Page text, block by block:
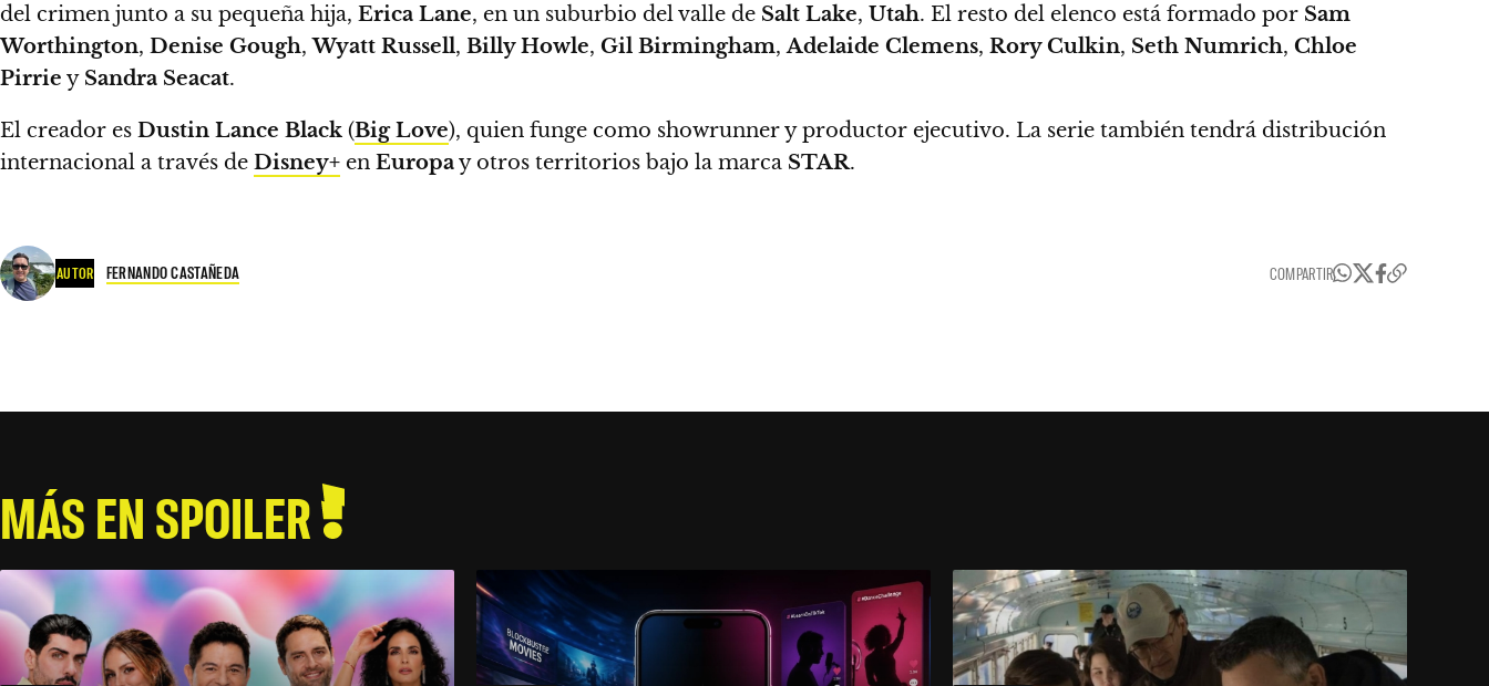
del crimen junto a su pequeña hija, Erica Lane, en un suburbio del valle de Salt Lake, Utah. El resto del elenco está formado por Sam
Worthington, Denise Gough,Wyatt Russell, Billy Howle, Gil Birmingham,Adelaide Clemens, Rory Culkin, Seth Numrich, Chloe
Pirrie y Sandra Seacat.
El creador es Dustin Lance Black (Big Love), quien funge como showrunner y productor ejecutivo. La serie también tendrá distribución
internacional a través de Disney+ en Europay otros territorios bajo la marca STAR.
AUTOR FERNANDO CASTAÑEDA COMPARTIR
MÁS EN SPOILER